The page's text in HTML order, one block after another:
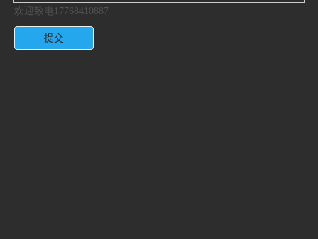
欢迎致电17768410887
提交